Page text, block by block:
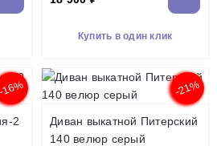
Купить в один клик
2
-21%
Диван выкатной Питерский
140 велюр серый